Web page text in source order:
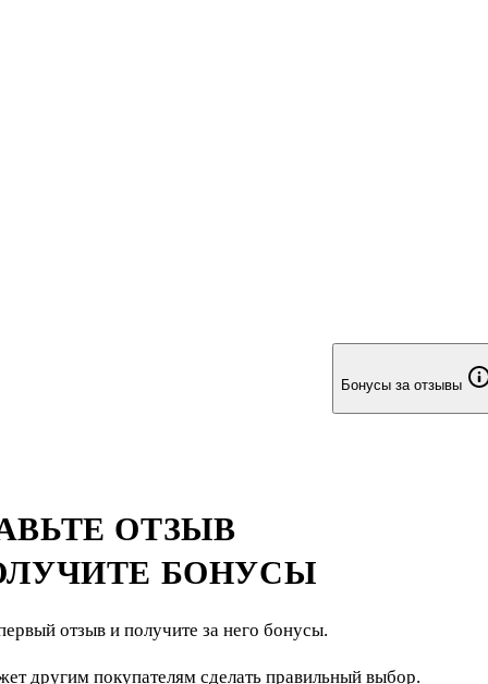
Бонусы за отзывы
ОТЗЫВ
БОНУСЫ
отзыв и получите за него бонусы.
другим покупателям сделать правильный выбор.